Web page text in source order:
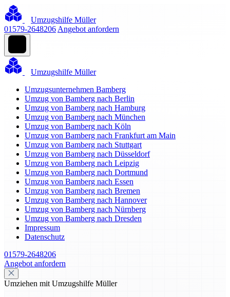
Umzugshilfe Müller
01579-2648206 Angebot anfordern
Umzugshilfe Müller
Umzugsunternehmen Bamberg
Umzug von Bamberg nach Berlin
Umzug von Bamberg nach Hamburg
Umzug von Bamberg nach München
Umzug von Bamberg nach Köln
Umzug von Bamberg nach Frankfurt am Main
Umzug von Bamberg nach Stuttgart
Umzug von Bamberg nach Düsseldorf
Umzug von Bamberg nach Leipzig
Umzug von Bamberg nach Dortmund
Umzug von Bamberg nach Essen
Umzug von Bamberg nach Bremen
Umzug von Bamberg nach Hannover
Umzug von Bamberg nach Nürnberg
Umzug von Bamberg nach Dresden
Impressum
Datenschutz
01579-2648206
Angebot anfordern
Umziehen mit Umzugshilfe Müller